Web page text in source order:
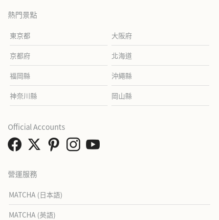
熱門景點
東京都 大阪府
京都府 北海道
福岡縣 沖繩縣
神奈川縣 岡山縣
營運服務
MATCHA (日本語)
MATCHA (英語)
Official Accounts